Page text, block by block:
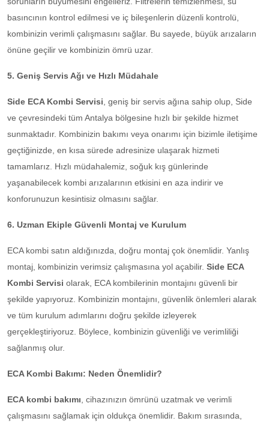
basıncının kontrol edilmesi ve iç bileşenlerin düzenli kontrolü,
kombinizin verimli çalışmasını sağlar. Bu sayede, büyük arızaların
önüne geçilir ve kombinizin ömrü uzar.
5. Geniş Servis Ağı ve Hızlı Müdahale
Side ECA Kombi Servisi, geniş bir servis ağına sahip olup, Side
ve çevresindeki tüm Antalya bölgesine hızlı bir şekilde hizmet
sunmaktadır. Kombinizin bakımı veya onarımı için bizimle iletişime
geçtiğinizde, en kısa sürede adresinize ulaşarak hizmeti
tamamlarız. Hızlı müdahalemiz, soğuk kış günlerinde
yaşanabilecek kombi arızalarının etkisini en aza indirir ve
konforunuzun kesintisiz olmasını sağlar.
6. Uzman Ekiple Güvenli Montaj ve Kurulum
ECA kombi satın aldığınızda, doğru montaj çok önemlidir. Yanlış
montaj, kombinizin verimsiz çalışmasına yol açabilir. Side ECA
Kombi Servisi olarak, ECA kombilerinin montajını güvenli bir
şekilde yapıyoruz. Kombinizin montajını, güvenlik önlemleri alarak
ve tüm kurulum adımlarını doğru şekilde izleyerek
gerçekleştiriyoruz. Böylece, kombinizin güvenliği ve verimliliği
sağlanmış olur.
ECA Kombi Bakımı: Neden Önemlidir?
ECA kombi bakımı, cihazınızın ömrünü uzatmak ve verimli
çalışmasını sağlamak için oldukça önemlidir. Bakım sırasında,